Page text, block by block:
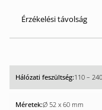
Érzékelési távolság
110 –
Ø 52 x 60 mm